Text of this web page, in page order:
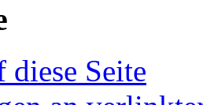
Seite